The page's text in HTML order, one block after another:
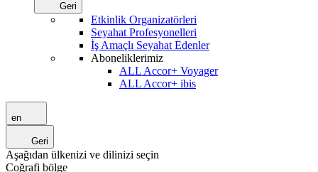
Geri
Etkinlik Organizatörleri
Seyahat Profesyonelleri
İş Amaçlı Seyahat Edenler
Aboneliklerimiz
ALL Accor+ Voyager
ALL Accor+ ibis
en
Geri
Aşağıdan ülkenizi ve dilinizi seçin
Coğrafi bölge